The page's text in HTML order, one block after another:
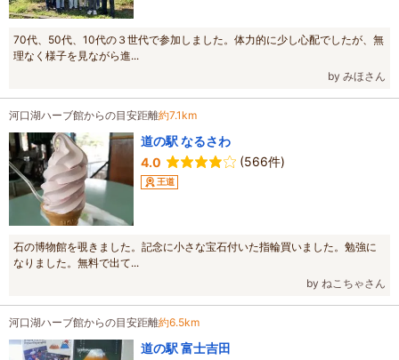
70代、50代、10代の３世代で参加しました。体力的に少し心配でしたが、無
理なく様子を見ながら進...
by みほさん
河口湖ハーブ館からの目安距離約7.1km
道の駅 なるさわ
4.0
(566件)
王道
石の博物館を覗きました。記念に小さな宝石付いた指輪買いました。勉強に
なりました。無料で出て...
by ねこちゃさん
河口湖ハーブ館からの目安距離約6.5km
道の駅 富士吉田